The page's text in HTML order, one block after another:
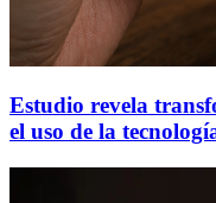
Estudio revela
el uso de la